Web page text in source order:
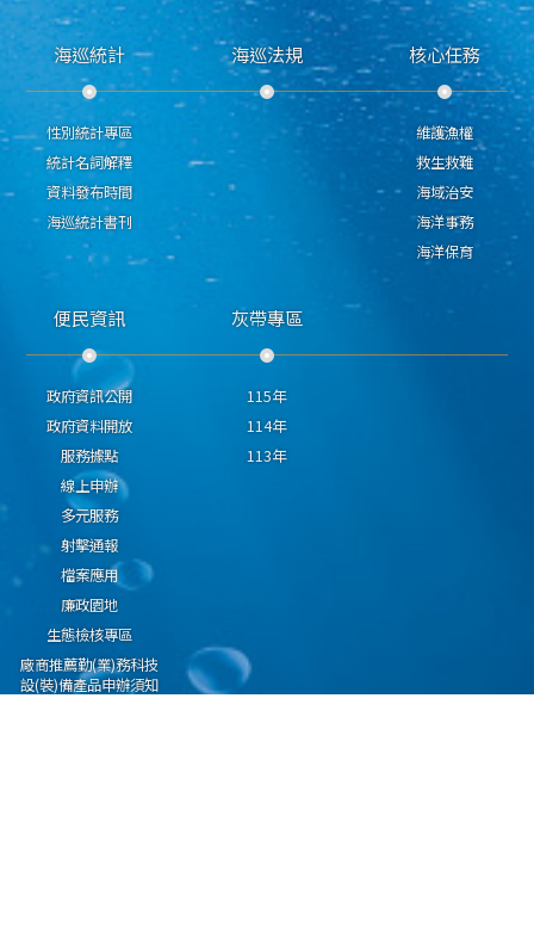
海巡統計
性別統計專區
統計名詞解釋
資料發布時間
海巡統計書刊
海巡法規 核心任務
維護漁權
救生救難
海域治安
海洋事務
海洋保育
便民資訊
政府資訊公開
政府資料開放
服務據點
線上申辦
多元服務
射擊通報
檔案應用
廉政園地
生態檢核專區
廠商推薦勤(業)務科技
設(裝)備產品申辦須知
灰帶專區
115年
114年
113年